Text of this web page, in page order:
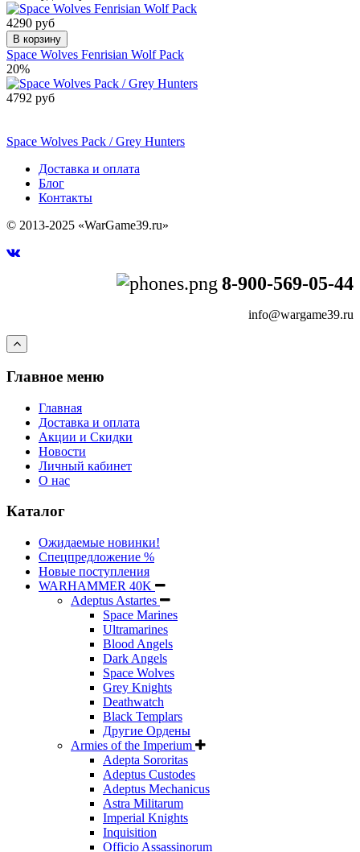
4290 руб
В корзину
Space Wolves Fenrisian Wolf Pack
20%
4792 руб
Space Wolves Pack / Grey Hunters
Доставка и оплата
Блог
Контакты
© 2013-2025 «WarGame39.ru»
8-900-569-05-44
info@wargame39.ru
Главное меню
Главная
Доставка и оплата
Акции и Скидки
Новости
Личный кабинет
О нас
Каталог
Ожидаемые новинки!
Спецпредложение %
Новые поступления
WARHAMMER 40K
Adeptus Astartes
Space Marines
Ultramarines
Blood Angels
Dark Angels
Space Wolves
Grey Knights
Deathwatch
Black Templars
Другие Ордены
Armies of the Imperium
Adepta Sororitas
Adeptus Custodes
Adeptus Mechanicus
Astra Militarum
Imperial Knights
Inquisition
Officio Assassinorum